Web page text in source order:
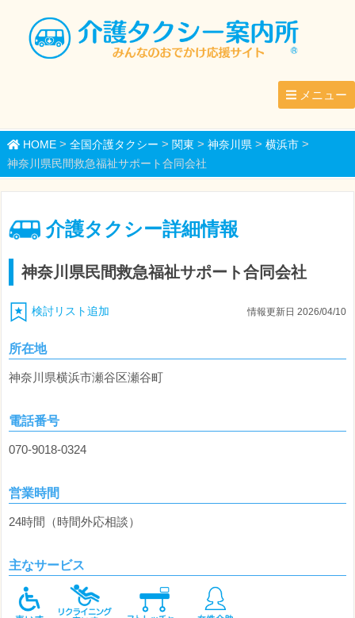
メニュー
HOME> 全国介護タクシー > 関東 > 神奈川県> 横浜市>
神奈川県民間救急福祉サポート合同会社
介護タクシー詳細情報
神奈川県民間救急福祉サポート合同会社
検討リスト追加 情報更新日 2026/04/10
所在地
神奈川県横浜市瀬谷区瀬谷町
電話番号
070-9018-0324
営業時間
24時間（時間外応相談）
主なサービス